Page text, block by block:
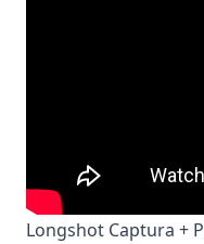
Longshot Captura +